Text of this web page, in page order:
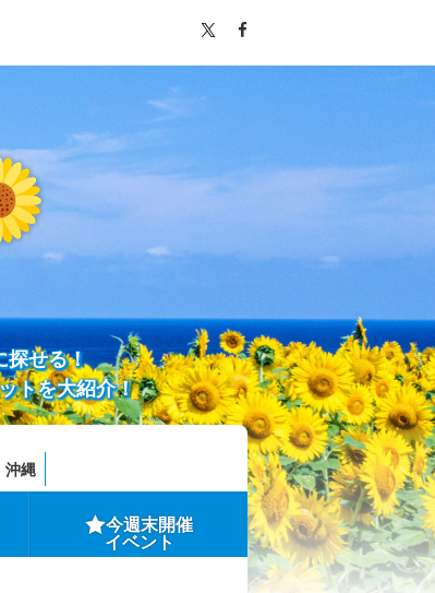
探せる！
トを大紹介！
沖縄
今週末開催
イベント